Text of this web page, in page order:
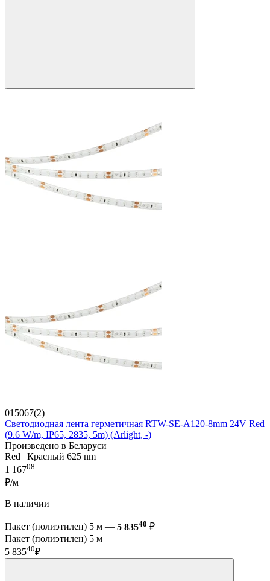
015067(2)
Светодиодная лента герметичная RTW-SE-A120-8mm 24V Red
(9.6 W/m, IP65, 2835, 5m) (Arlight, -)
Произведено в Беларуси
Red | Красный 625 nm
1 16708
₽/м
В наличии
Пакет (полиэтилен) 5 м — 5 83540 ₽
Пакет (полиэтилен) 5 м
5 83540₽